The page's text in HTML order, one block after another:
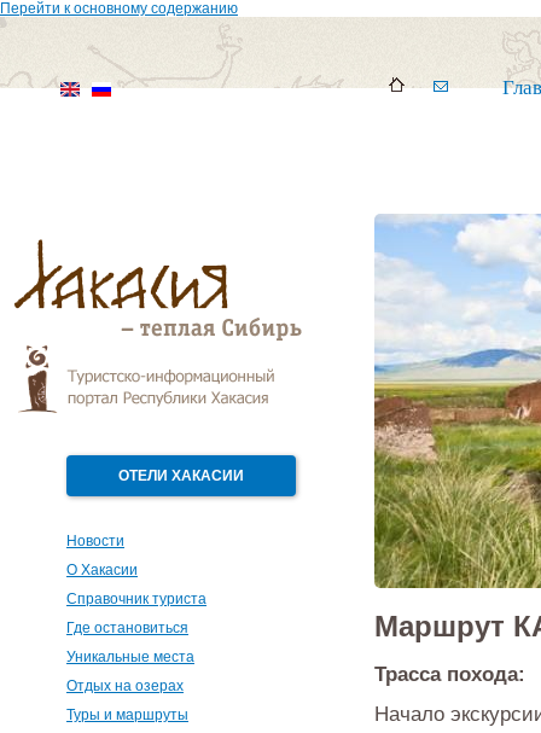
Перейти к основному содержанию
ОТЕЛИ ХАКАСИИ
Новости
О Хакасии
Справочник туриста
Где остановиться
Уникальные места
Отдых на озерах
Туры и маршруты
Маршрут
Трасса похода:
Начало